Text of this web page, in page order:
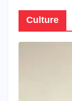
Culture